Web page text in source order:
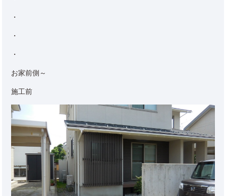
・
・
・
お家前側～
施工前